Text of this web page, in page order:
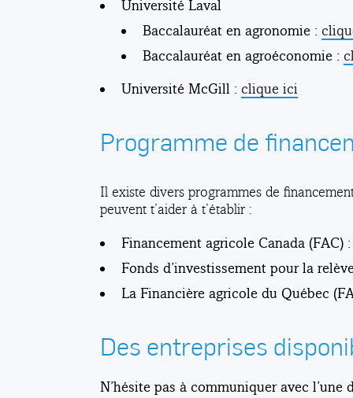
Université Laval
Baccalauréat en agronomie :
Baccalauréat en agroéconomie :
Université McGill : clique ici
Programme de
Il existe divers programmes de
peuvent t’aider à t’établir :
Financement agricole Canada (FAC) :
Fonds d’investissement pour la
La Financière agricole du Québec
Des entreprises
N’hésite pas à communiquer avec